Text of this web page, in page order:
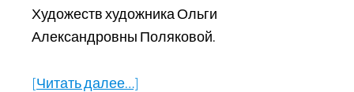
Художеств художника Ольги
Александровны Поляковой.
[Читать далее…]